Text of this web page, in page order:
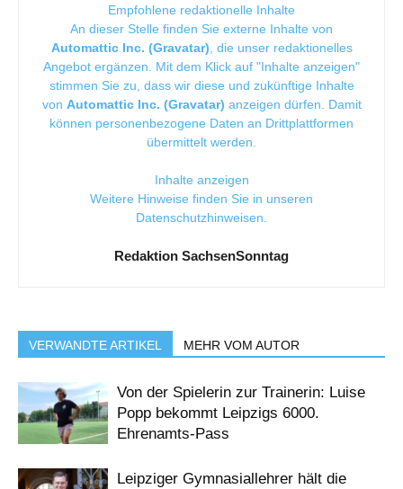
Empfohlene redaktionelle Inhalte
An dieser Stelle finden Sie externe Inhalte von
Automattic Inc. (Gravatar) , die unser redaktionelles
Angebot ergänzen. Mit dem Klick auf "Inhalte anzeigen"
stimmen Sie zu, dass wir diese und zukünftige Inhalte
von Automattic Inc. (Gravatar) anzeigen dürfen. Damit
können personenbezogene Daten an Drittplattformen
übermittelt werden.
Inhalte anzeigen
Weitere Hinweise finden Sie in unseren
Datenschutzhinweisen
Redaktion SachsenSonntag
VERWANDTE ARTIKEL MEHR VOM AUTOR
Von der Spielerin zur Trainerin: Luise
Popp bekommt Leipzigs 6000.
Ehrenamts-Pass
Leipziger Gymnasiallehrer hält die